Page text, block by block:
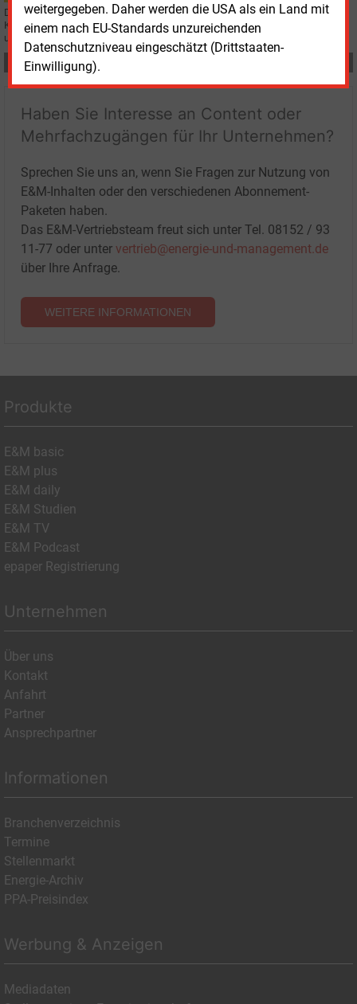
weitergegeben. Daher werden die USA als ein Land mit
einem nach EU-Standards unzureichenden
Datenschutzniveau eingeschätzt (Drittstaaten-
Einwilligung).
Die Landesenergieagentur KEA-BW zeigt im neuen Kurzbericht, wie viele
Kommunen im Südwesten bereits konkrete Maßnahmen für Klimaschutz
und Energiewende umsetzen.
Teilen:
Haben Sie Interesse an Content oder
Mehrfachzugängen für Ihr Unternehmen?
Sprechen Sie uns an, wenn Sie Fragen zur Nutzung von
E&M-Inhalten oder den verschiedenen Abonnement-
Paketen haben.
Das E&M-Vertriebsteam freut sich unter Tel. 08152 / 93
11-77 oder unter vertrieb@energie-und-management.de
über Ihre Anfrage.
WEITERE INFORMATIONEN
Produkte
E&M basic
E&M plus
E&M daily
E&M Studien
E&M TV
E&M Podcast
epaper Registrierung
Unternehmen
Über uns
Kontakt
Anfahrt
Partner
Ansprechpartner
Informationen
Branchenverzeichnis
Termine
Stellenmarkt
Energie-Archiv
PPA-Preisindex
Werbung & Anzeigen
Mediadaten